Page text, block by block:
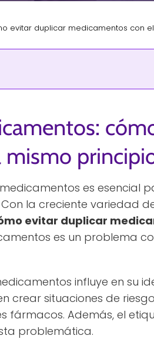
evitar duplicar medicamentos con
es esencial
la creciente variedad
evitar duplicar
es un problema
influye en su
crear situaciones de
fármacos. Además, el
problemática.